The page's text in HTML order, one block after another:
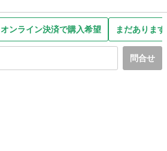
オンライン決済で購入希望 まだありま
問合せ